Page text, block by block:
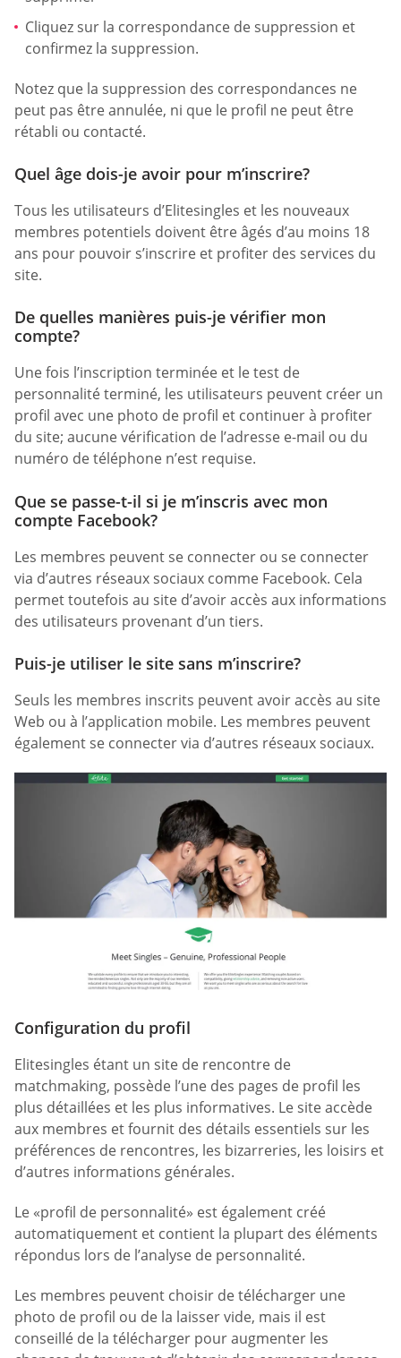
Cliquez sur la correspondance de suppression et
confirmez la suppression.
Notez que la suppression des correspondances ne
peut pas être annulée, ni que le profil ne peut être
rétabli ou contacté.
Quel âge dois-je avoir pour m’inscrire?
Tous les utilisateurs d’Elitesingles et les nouveaux
membres potentiels doivent être âgés d’au moins 18
ans pour pouvoir s’inscrire et profiter des services du
site.
De quelles manières puis-je vérifier mon
compte?
Une fois l’inscription terminée et le test de
personnalité terminé, les utilisateurs peuvent créer un
profil avec une photo de profil et continuer à profiter
du site; aucune vérification de l’adresse e-mail ou du
numéro de téléphone n’est requise.
Que se passe-t-il si je m’inscris avec mon
compte Facebook?
Les membres peuvent se connecter ou se connecter
via d’autres réseaux sociaux comme Facebook. Cela
permet toutefois au site d’avoir accès aux informations
des utilisateurs provenant d’un tiers.
Puis-je utiliser le site sans m’inscrire?
Seuls les membres inscrits peuvent avoir accès au site
Web ou à l’application mobile. Les membres peuvent
également se connecter via d’autres réseaux sociaux.
Configuration du profil
Elitesingles étant un site de rencontre de
matchmaking, possède l’une des pages de profil les
plus détaillées et les plus informatives. Le site accède
aux membres et fournit des détails essentiels sur les
préférences de rencontres, les bizarreries, les loisirs et
d’autres informations générales.
Le «profil de personnalité» est également créé
automatiquement et contient la plupart des éléments
répondus lors de l’analyse de personnalité.
Les membres peuvent choisir de télécharger une
photo de profil ou de la laisser vide, mais il est
conseillé de la télécharger pour augmenter les